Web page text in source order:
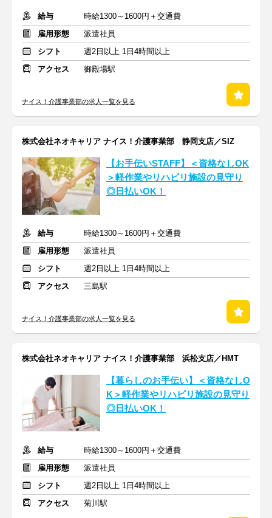
給与
時給1300～1600円＋交通費
雇用形態
派遣社員
シフト
週2日以上 1日4時間以上
アクセス
御殿場駅
ナイス！介護事業部の求人一覧を見る
株式会社ネオキャリア ナイス！介護事業部 静岡支店／SIZ
【お手伝いSTAFF】＜資格なしOK
＞軽作業やリハビリ施設の見守り
◎日払いOK！
給与
時給1300～1600円＋交通費
雇用形態
派遣社員
シフト
週2日以上 1日4時間以上
アクセス
三島駅
ナイス！介護事業部の求人一覧を見る
株式会社ネオキャリア ナイス！介護事業部 浜松支店／HMT
【暮らしのお手伝い】＜資格なしO
K＞軽作業やリハビリ施設の見守り
◎日払いOK！
給与
時給1300～1600円＋交通費
雇用形態
派遣社員
シフト
週2日以上 1日4時間以上
アクセス
菊川駅